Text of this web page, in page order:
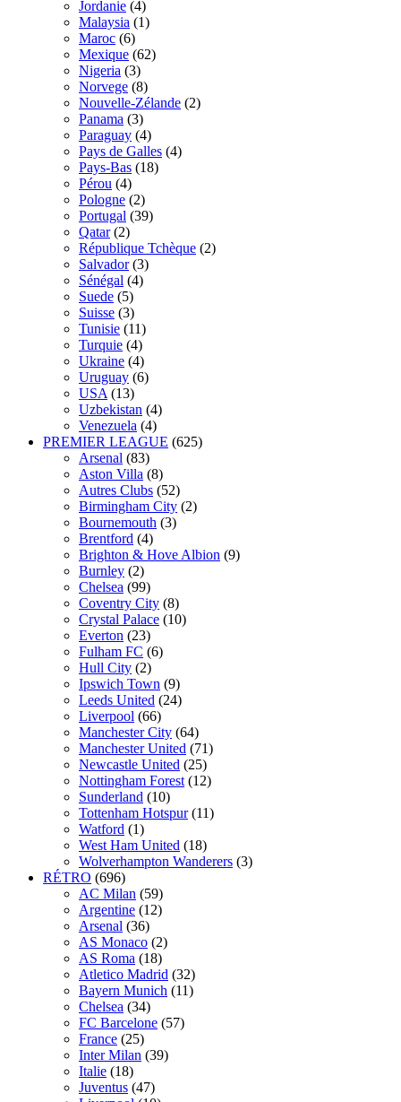
Jordanie (4)
Malaysia (1)
Maroc (6)
Mexique (62)
Nigeria (3)
Norvege (8)
Nouvelle-Zélande (2)
Panama (3)
Paraguay (4)
Pays de Galles (4)
Pays-Bas (18)
Pérou (4)
Pologne (2)
Portugal (39)
Qatar (2)
République Tchèque (2)
Salvador (3)
Sénégal (4)
Suede (5)
Suisse (3)
Tunisie (11)
Turquie (4)
Ukraine (4)
Uruguay (6)
USA (13)
Uzbekistan (4)
Venezuela (4)
PREMIER LEAGUE (625)
Arsenal (83)
Aston Villa (8)
Autres Clubs (52)
Birmingham City (2)
Bournemouth (3)
Brentford (4)
Brighton & Hove Albion (9)
Burnley (2)
Chelsea (99)
Coventry City (8)
Crystal Palace (10)
Everton (23)
Fulham FC (6)
Hull City (2)
Ipswich Town (9)
Leeds United (24)
Liverpool (66)
Manchester City (64)
Manchester United (71)
Newcastle United (25)
Nottingham Forest (12)
Sunderland (10)
Tottenham Hotspur (11)
Watford (1)
West Ham United (18)
Wolverhampton Wanderers (3)
RÉTRO (696)
AC Milan (59)
Argentine (12)
Arsenal (36)
AS Monaco (2)
AS Roma (18)
Atletico Madrid (32)
Bayern Munich (11)
Chelsea (34)
FC Barcelone (57)
France (25)
Inter Milan (39)
Italie (18)
Juventus (47)